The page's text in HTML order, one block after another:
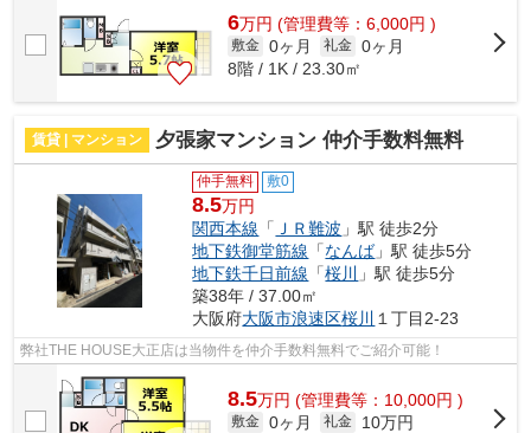
6万円 (管理費等：6,000円 )
敷金 0ヶ月 礼金 0ヶ月
8階 / 1K / 23.30㎡
賃貸 | マンション 夕張家マンション 仲介手数料無料
仲手無料 敷0
8.5万円
関西本線 「 ＪＲ難波 」駅 徒歩2分
地下鉄御堂筋線 「なんば」駅 徒歩5分
地下鉄千日前線 「桜川
」駅 徒歩5分
築38年 / 37.00㎡
大阪府大阪市浪速区桜川 １丁目2-23
弊社THE HOUSE大正店は当物件を仲介手数料無料でご紹介可能！
8.5万円 (管理費等：10,000円 )
敷金 0ヶ月 礼金
10万円